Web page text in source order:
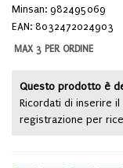
Minsan: 982495069
EAN: 8032472024903
MAX 3 PER ORDINE
Questo prodotto è
Ricordati di inserire
registrazione per